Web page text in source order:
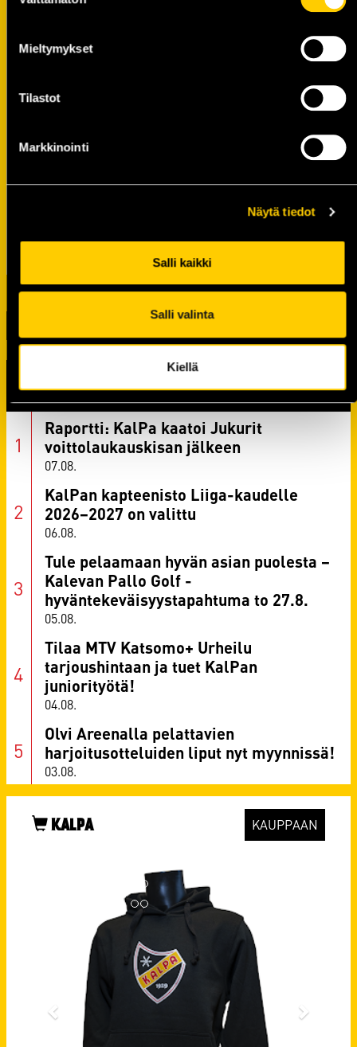
Mieltymykset
Tilastot
Markkinointi
Näytä tiedot
Salli kaikki
Salli valinta
Kiellä
TUOREIMMAT UUTISET
07.08.
Raportti: KalPa kaatoi Jukurit
voittolaukauskisan jälkeen
06.08.
KalPan kapteenisto Liiga-kaudelle
2026–2027 on valittu
05.08.
Tule pelaamaan hyvän asian puolesta –
Kalevan Pallo Golf -
hyväntekeväisyystapahtuma to 27.8.
04.08.
Tilaa MTV Katsomo+ Urheilu
tarjoushintaan ja tuet KalPan
juniorityötä!
03.08.
Olvi Areenalla pelattavien
harjoitusotteluiden liput nyt myynnissä!
KALPA KAUPPAAN